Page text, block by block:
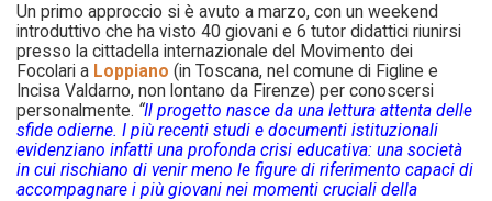
Un primo approccio si è avuto a marzo, con un weekend
introduttivo che ha visto 40 giovani e 6 tutor didattici riunirsi
presso la cittadella internazionale del Movimento dei
Focolari a Loppiano (in Toscana, nel comune di Figline e
Incisa Valdarno, non lontano da Firenze) per conoscersi
personalmente. “Il progetto nasce da una lettura attenta delle
sfide odierne. I più recenti studi e documenti istituzionali
evidenziano infatti una profonda crisi educativa: una società
in cui rischiano di venir meno le figure di riferimento capaci di
accompagnare i più giovani nei momenti cruciali della